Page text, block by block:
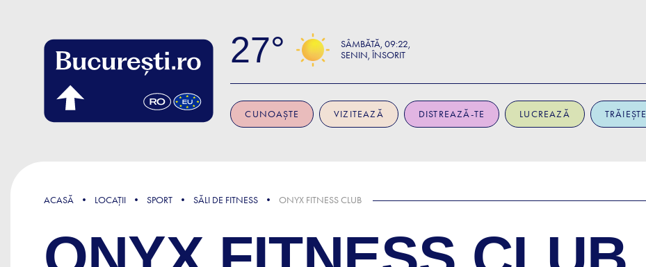
27 SÂMBĂTĂ 09:22
SENIN, ÎNSORIT
CUNOAȘTE VIZITEAZĂ DISTREAZĂ-TE LUCREAZĂ TRĂIEȘTE
ACASĂ LOCAȚII SPORT SĂLI DE FITNESS ONYX FITNESS CLUB